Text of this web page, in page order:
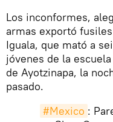
Los inconformes,
armas exportó
Iguala, que mató a
jóvenes de la
de Ayotzinapa, la
pasado.
#Mexico :